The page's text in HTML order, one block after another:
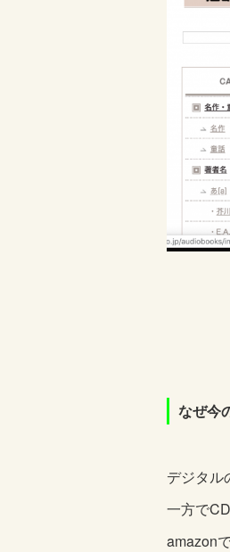
なぜ今
デジタル
一方でCD
amazon